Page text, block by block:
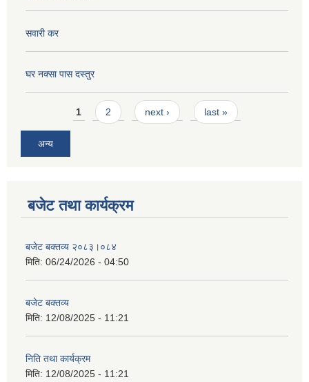
सवारी कर
घर नक्सा पास दस्तुर
Pages1 2 next › last »
अन्य
बजेट तथा कार्यक्रम
बजेट बक्तव्य २०८३।०८४
मिति: 06/24/2026 - 04:50
बजेट बक्तव्य
मिति: 12/08/2025 - 11:21
निति तथा कार्यक्रम
मिति: 12/08/2025 - 11:21